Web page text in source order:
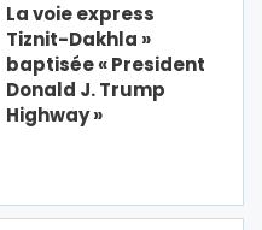
La voie express
Tiznit-Dakhla »
baptisée « President
Donald J. Trump
Highway »